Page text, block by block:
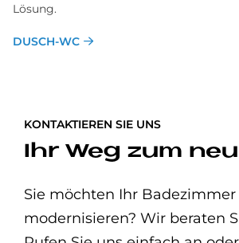
Lösung.
DUSCH-WC
KONTAKTIEREN SIE UNS
Ihr Weg zum
Sie möchten Ihr Badezimmer
modernisieren? Wir beraten